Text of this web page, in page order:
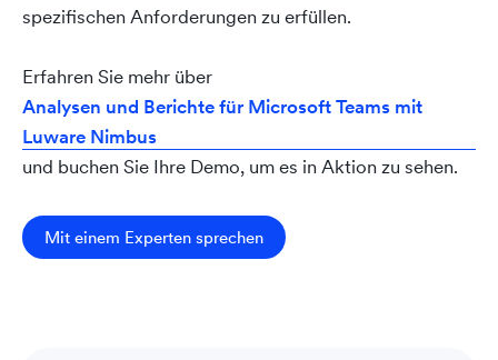
spezifischen Anforderungen zu erfüllen.
Erfahren Sie mehr über
Analysen und Berichte für Microsoft Teams mit
Luware Nimbus
und buchen Sie Ihre Demo, um es in Aktion zu sehen.
Mit einem Experten sprechen